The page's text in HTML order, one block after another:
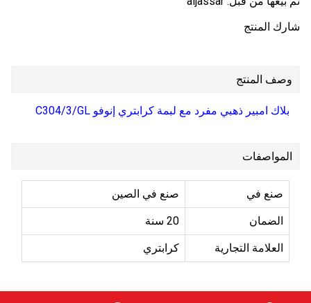
شارك المنتج
وصف المنتج
بلاك امبير ذهبي مفرد مع لبمة كرابتري إنوفو C304/3/GL
المواصفات
صنع في صنع في الصين
الضمان 20 سنة
العلامة التجارية كرابتري